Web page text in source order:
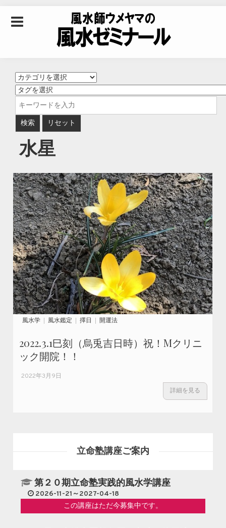
風水師ウメヤマの風
水ゼミナール｜風水
学・四柱推命学・易
学を合わせた立命講
座
水星
風水学 風水鑑定 擇日 開運法
2022.3.1巳刻（烏兎吉日時）祝！Mクリニ
ック開院！！
2022年3月9日
詳細を見る
立命塾講座ご案内
第２０期立命塾実践的風水学講座
2026-11-21～2027-04-18
この講座はただ今募集中です。